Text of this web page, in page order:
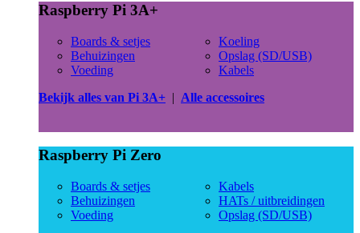
Raspberry Pi 3A+
Boards & setjes
Behuizingen
Voeding
Koeling
Opslag (SD/USB)
Kabels
Bekijk alles van Pi 3A+ | Alle accessoires
Raspberry Pi Zero
Boards & setjes
Behuizingen
Voeding
Kabels
HATs / uitbreidingen
Opslag (SD/USB)